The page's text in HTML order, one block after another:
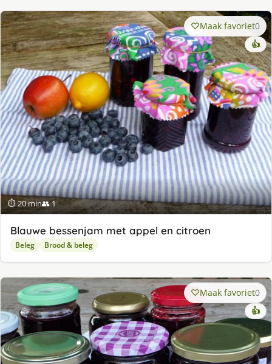
⏱ 20 min👥 1
Maak favoriet0
👍
Blauwe bessenjam met appel en citroen
Beleg Brood & beleg
Maak favoriet0
👍